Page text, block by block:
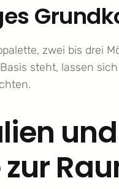
zwei bis drei
steht, lassen